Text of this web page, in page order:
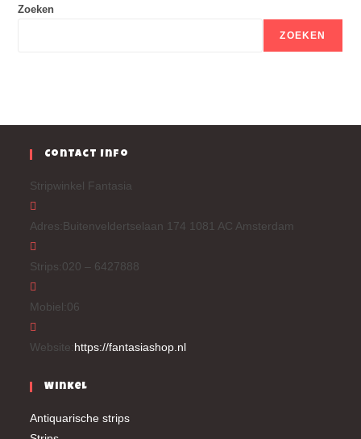
Zoeken
ZOEKEN
Contact Info
Stripwinkel Fantasia
Adres: Buitenveldertselaan 174 1081 AC Amsterdam
Strips: 020 – 6427888
Mobiel: 06
Website: https://fantasiashop.nl
Winkel
Antiquarische strips